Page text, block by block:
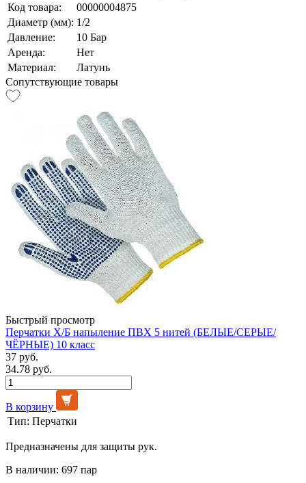
Код товара:
00000004875
Диаметр (мм): 1/2
Давление:
10 Бар
Аренда:
Нет
Материал:
Латунь
Сопутствующие товары
Быстрый просмотр
Перчатки Х/Б напыление ПВХ 5 нитей (БЕЛЫЕ/СЕРЫЕ/
ЧЁРНЫЕ) 10 класс
37 руб.
34.78 руб.
В корзину
Тип: Перчатки
Предназначены для защиты рук.
В наличии: 697 пар